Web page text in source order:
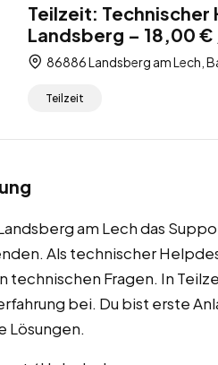
Teilzeit:
Landsberg – 18,00
86886 Landsberg am Lech,
Teilzeit
am Lech das
Als technischer
technischen Fragen. In
bei. Du bist erste
Lösungen.